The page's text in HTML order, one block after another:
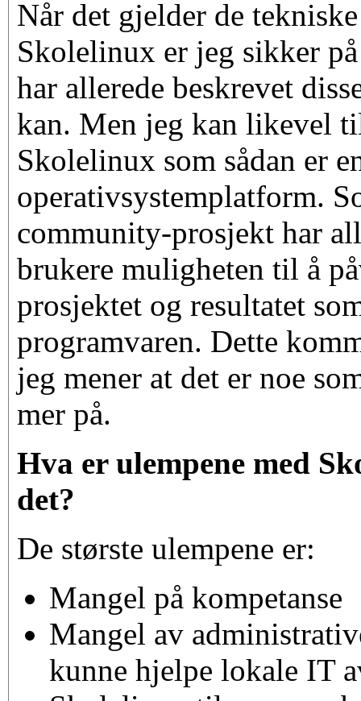
Når det gjelder de
Skolelinux er jeg sikker
har allerede beskrevet
kan. Men jeg kan likevel
Skolelinux som sådan er
operativsystemplatform.
community-prosjekt har
brukere muligheten til å
prosjektet og resultatet
programvaren. Dette
jeg mener at det er noe
mer på.
Hva er ulempene med
det?
De største ulempene er:
Mangel på kompetanse
Mangel av
kunne hjelpe lokale IT